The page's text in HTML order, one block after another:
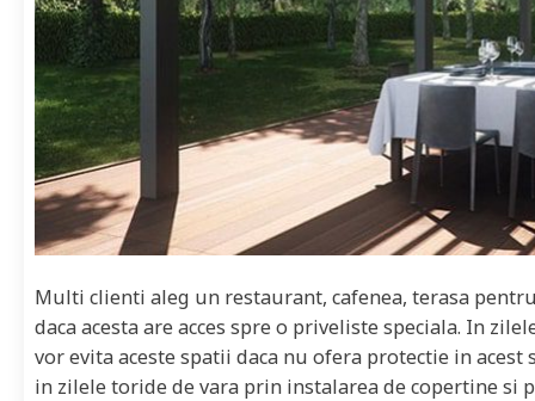
Multi clienti aleg un restaurant, cafenea, terasa
daca acesta are acces spre o priveliste speciala. In
vor evita aceste spatii daca nu ofera protectie in
in zilele toride de vara prin instalarea de copertine si